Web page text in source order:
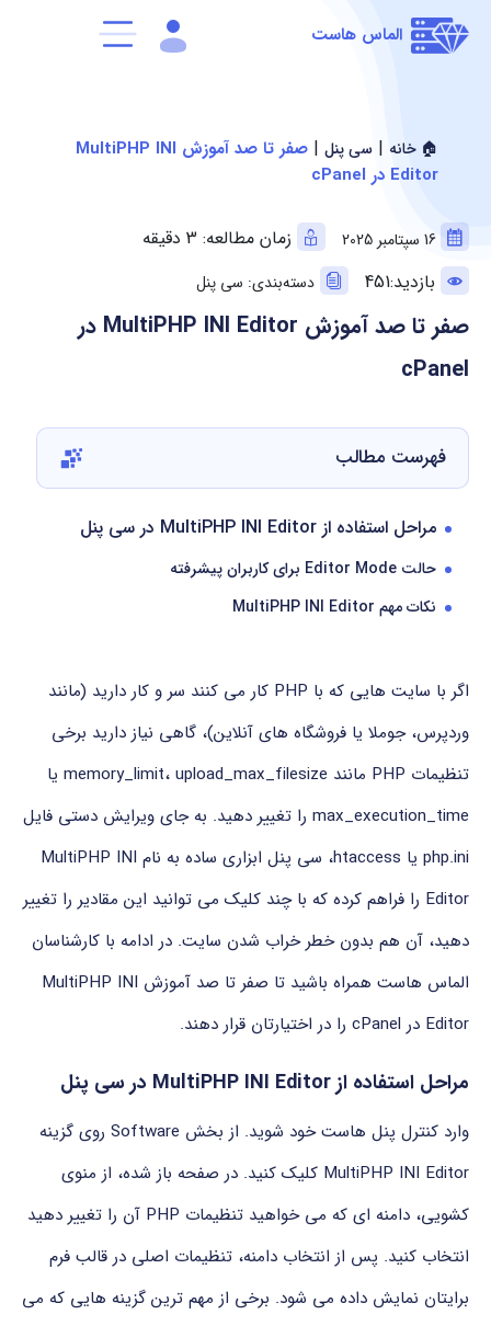
الماس هاست
🏠 خانه | سی پنل |
صفر تا صد آموزش MultiPHP INI
Editor در cPanel
16 سپتامبر 2025
زمان مطالعه: 3 دقیقه
بازدید:451
دسته‌بندی: سی پنل
صفر تا صد آموزش MultiPHP INI Editor در
cPanel
فهرست مطالب
مراحل استفاده از MultiPHP INI Editor در سی پنل
حالت Editor Mode برای کاربران پیشرفته
نکات مهم MultiPHP INI Editor
اگر با سایت هایی که با PHP کار می کنند سر و کار دارید (مانند
وردپرس، جوملا یا فروشگاه های آنلاین)، گاهی نیاز دارید برخی
تنظیمات PHP مانند memory_limit، upload_max_filesize یا
max_execution_time را تغییر دهید. به جای ویرایش دستی فایل
php.ini یا htaccess، سی پنل ابزاری ساده به نام MultiPHP INI
Editor را فراهم کرده که با چند کلیک می توانید این مقادیر را تغییر
دهید، آن هم بدون خطر خراب شدن سایت. در ادامه با کارشناسان
الماس هاست همراه باشید تا صفر تا صد آموزش MultiPHP INI
Editor در cPanel را در اختیارتان قرار دهند.
مراحل استفاده از MultiPHP INI Editor در سی پنل
وارد کنترل پنل هاست خود شوید. از بخش Software روی گزینه
MultiPHP INI Editor کلیک کنید. در صفحه باز شده، از منوی
کشویی، دامنه ای که می خواهید تنظیمات PHP آن را تغییر دهید
انتخاب کنید. پس از انتخاب دامنه، تنظیمات اصلی در قالب فرم
برایتان نمایش داده می شود. برخی از مهم ترین گزینه هایی که می